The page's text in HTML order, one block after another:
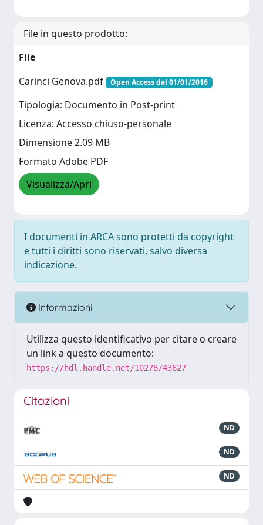
File in questo prodotto:
File
Carinci Genova.pdf
Open Access dal 01/01/2016
Tipologia: Documento in Post-print
Licenza: Accesso chiuso-personale
Dimensione 2.09 MB
Formato Adobe PDF
Visualizza/Apri
I documenti in ARCA sono protetti da copyright
e tutti i diritti sono riservati, salvo diversa
indicazione.
Informazioni
Utilizza questo identificativo per citare o creare
un link a questo documento:
https://hdl.handle.net/10278/43627
Citazioni
ND
ND
ND